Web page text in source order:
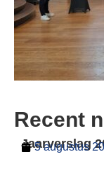
Recent
Jaarverslag
5 augustus